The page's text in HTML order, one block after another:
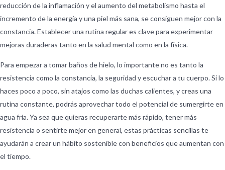
reducción de la inflamación y el aumento del metabolismo hasta el
incremento de la energía y una piel más sana, se consiguen mejor con la
constancia. Establecer una rutina regular es clave para experimentar
mejoras duraderas tanto en la salud mental como en la física.
Para empezar a tomar baños de hielo, lo importante no es tanto la
resistencia como la constancia, la seguridad y escuchar a tu cuerpo. Si lo
haces poco a poco, sin atajos como las duchas calientes, y creas una
rutina constante, podrás aprovechar todo el potencial de sumergirte en
agua fría. Ya sea que quieras recuperarte más rápido, tener más
resistencia o sentirte mejor en general, estas prácticas sencillas te
ayudarán a crear un hábito sostenible con beneficios que aumentan con
el tiempo.